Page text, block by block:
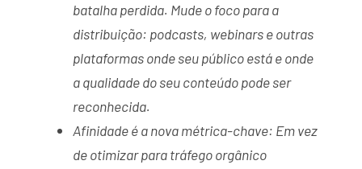
batalha perdida. Mude o foco para a
distribuição: podcasts, webinars e outras
plataformas onde seu público está e onde
a qualidade do seu conteúdo pode ser
reconhecida.
Afinidade é a nova métrica-chave: Em vez
de otimizar para tráfego orgânico